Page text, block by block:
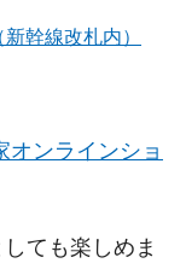
幹線改札内）
オンラインショ
ても楽しめま